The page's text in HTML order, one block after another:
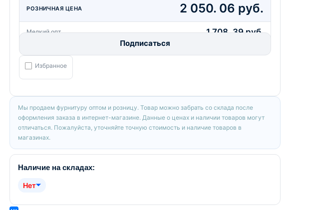
РОЗНИЧНАЯ ЦЕНА 2 050. 06 руб.
Мелкий опт. 1 708. 39 руб.
Подписаться
Избранное
Мы продаем фурнитуру оптом и розницу. Товар можно забрать со склада после
оформления заказа в интернет-магазине. Данные о ценах и наличии товаров могут
отличаться. Пожалуйста, уточняйте точную стоимость и наличие товаров в
магазинах.
Наличие на складах:
Нет